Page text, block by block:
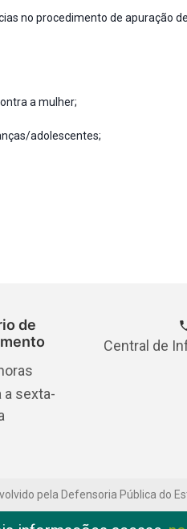
no procedimento de apuração
a mulher;
adolescentes;
de
a sexta-
Central de
pela Defensoria Pública do